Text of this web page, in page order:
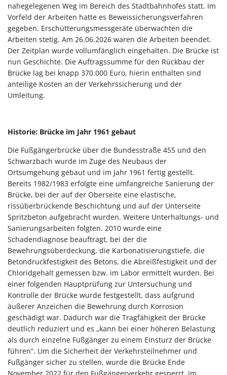
nahegelegenen Weg im Bereich des Stadtbahnhofes statt. Im
Vorfeld der Arbeiten hatte es Beweissicherungsverfahren
gegeben. Erschütterungsmessgeräte überwachten die
Arbeiten stetig. Am 26.06.2026 waren die Arbeiten beendet.
Der Zeitplan wurde vollumfänglich eingehalten. Die Brücke ist
nun Geschichte. Die Auftragssumme für den Rückbau der
Brücke lag bei knapp 370.000 Euro, hierin enthalten sind
anteilige Kosten an der Verkehrssicherung und der
Umleitung.
Historie: Brücke im Jahr 1961 gebaut
Die Fußgängerbrücke über die Bundesstraße 455 und den
Schwarzbach wurde im Zuge des Neubaus der
Ortsumgehung gebaut und im Jahr 1961 fertig gestellt.
Bereits 1982/1983 erfolgte eine umfangreiche Sanierung der
Brücke, bei der auf der Oberseite eine elastische,
rissüberbrückende Beschichtung und auf der Unterseite
Spritzbeton aufgebracht wurden. Weitere Unterhaltungs- und
Sanierungsarbeiten folgten. 2010 wurde eine
Schadendiagnose beauftragt, bei der die
Bewehrungsüberdeckung, die Karbonatisierungstiefe, die
Betondruckfestigkeit des Betons, die Abreißfestigkeit und der
Chloridgehalt gemessen bzw. im Labor ermittelt wurden. Bei
einer folgenden Hauptprüfung zur Untersuchung und
Kontrolle der Brücke wurde festgestellt, dass aufgrund
äußerer Anzeichen die Bewehrung durch Korrosion
geschädigt war. Dadurch war die Tragfähigkeit der Brücke
deutlich reduziert und es „kann bei einer höheren Belastung
als durch einzelne Fußgänger zu einem Einsturz der Brücke
führen“. Um die Sicherheit der Verkehrsteilnehmer und
Fußgänger sicher zu stellen, wurde die Brücke Ende
November 2022 für den Fußgängerverkehr gesperrt. Im